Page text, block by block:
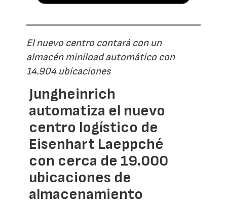
El nuevo centro contará con un
almacén miniload automático con
14.904 ubicaciones
Jungheinrich
automatiza el nuevo
centro logístico de
Eisenhart Laeppché
con cerca de 19.000
ubicaciones de
almacenamiento